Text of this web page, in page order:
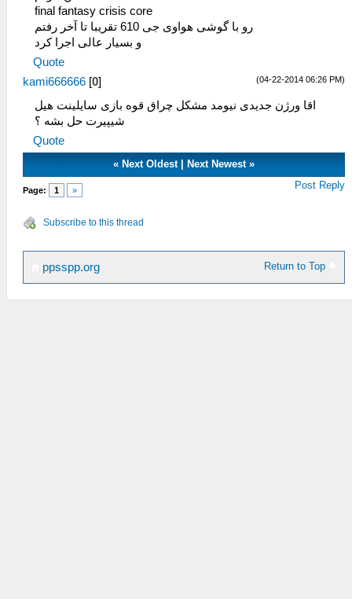
final fantasy crisis core
رو با گوشی هواوی جی 610 تقریبا تا آخر رفتم
و بسیار عالی اجرا کرد
Quote
(04-22-2014 06:26 PM)
kami666666 [0]
اقا ورژن جدیدی نیومد مشکل چراق قوه بازی سایلینت هیل
شیپیرت حل بشه ؟
Quote
« Next Oldest| Next Newest»
Page: 1 » Post Reply
Subscribe to this thread
Return to Top
ppsspp.org